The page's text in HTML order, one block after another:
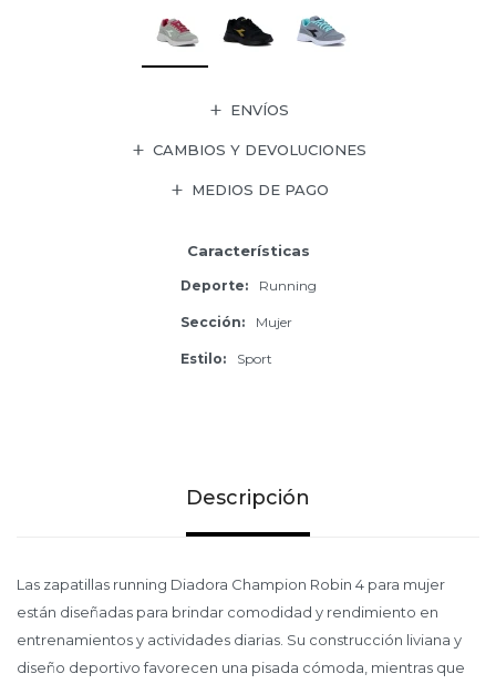
ENVÍOS
CAMBIOS Y DEVOLUCIONES
MEDIOS DE PAGO
Características
Deporte Running
Sección Mujer
Estilo Sport
Descripción
Las zapatillas running Diadora Champion Robin 4 para mujer
están diseñadas para brindar comodidad y rendimiento en
entrenamientos y actividades diarias. Su construcción liviana y
diseño deportivo favorecen una pisada cómoda, mientras que